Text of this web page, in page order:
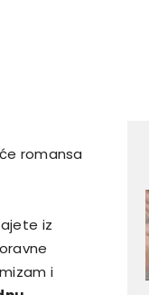
romansa
iz
i